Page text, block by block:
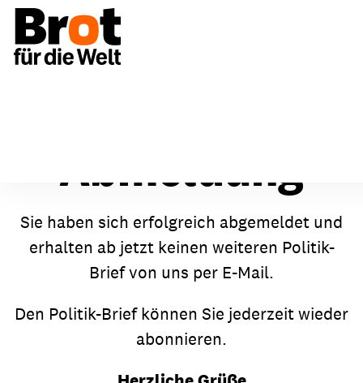
Abmeldung
Sie haben sich erfolgreich abgemeldet und
erhalten ab jetzt keinen weiteren Politik-
Brief von uns per E-Mail.
Den Politik-Brief können Sie jederzeit wieder
abonnieren.